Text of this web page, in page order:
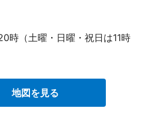
時（土曜・日曜・祝日は11時
地図を見る